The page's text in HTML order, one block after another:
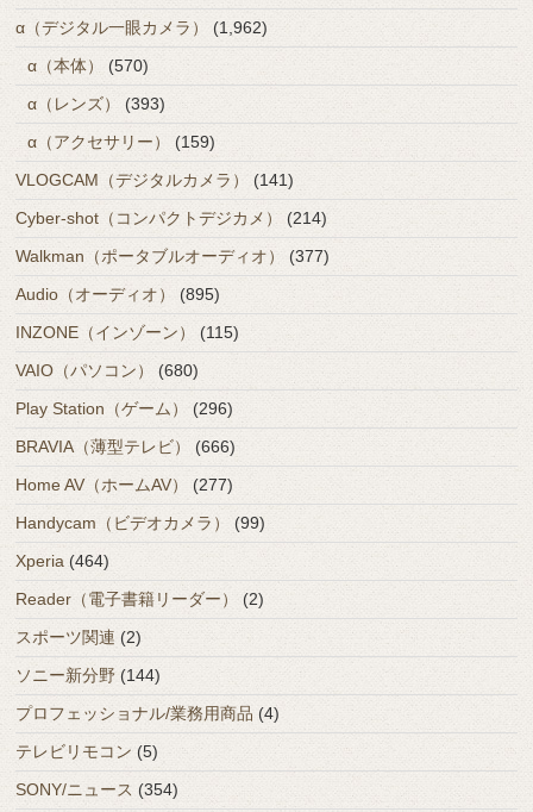
α（デジタル一眼カメラ）
(1,962)
α（本体）
(570)
α（レンズ）
(393)
α（アクセサリー）
(159)
VLOGCAM（デジタルカメラ）
(141)
Cyber-shot（コンパクトデジカメ） (214)
Walkman（ポータブルオーディオ）
(377)
Audio（オーディオ）
(895)
INZONE（インゾーン）
(115)
VAIO（パソコン）
(680)
Play Station（ゲーム）
(296)
BRAVIA（薄型テレビ）
(666)
Home AV（ホームAV）
(277)
Handycam（ビデオカメラ）
(99)
Xperia (464)
Reader（電子書籍リーダー）
(2)
スポーツ関連 (2)
ソニー新分野 (144)
プロフェッショナル/業務用商品 (4)
テレビリモコン (5)
SONY/ニュース (354)